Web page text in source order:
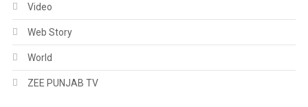
Video
Web Story
World
ZEE PUNJAB TV